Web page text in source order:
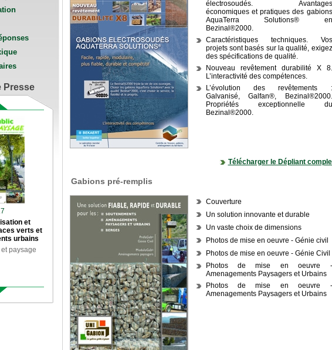
Presse
et
verts et
urbains
paysage
électrosoudés. Avantages
économiques et pratiques des gabions
AquaTerra Solutions® en
Bezinal®2000.
Caractéristiques techniques. Vos
projets sont basés sur la qualité, exigez
des spécifications de qualité.
Nouveau revêtement durabilité X 8.
L’interactivité des compétences.
L’évolution des revêtements :
Galvanisé, Galfan®, Bezinal®2000.
Propriétés exceptionnelle du
Bezinal®2000.
Télécharger le Dépliant
Gabions pré-remplis
Couverture
Un solution innovante et durable
Un vaste choix de dimensions
Photos de mise en oeuvre - Génie civil
Photos de mise en oeuvre - Génie Civil
Photos de mise en oeuvre -
Amenagements Paysagers et Urbains
Photos de mise en oeuvre -
Amenagements Paysagers et Urbains